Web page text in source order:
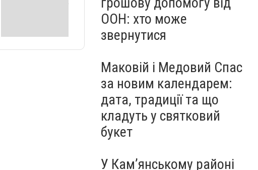
ООН: хто може
звернутися
Маковій і Медовий Спас
за новим календарем:
дата, традиції та що
кладуть у святковий
букет
У Кам’янському районі